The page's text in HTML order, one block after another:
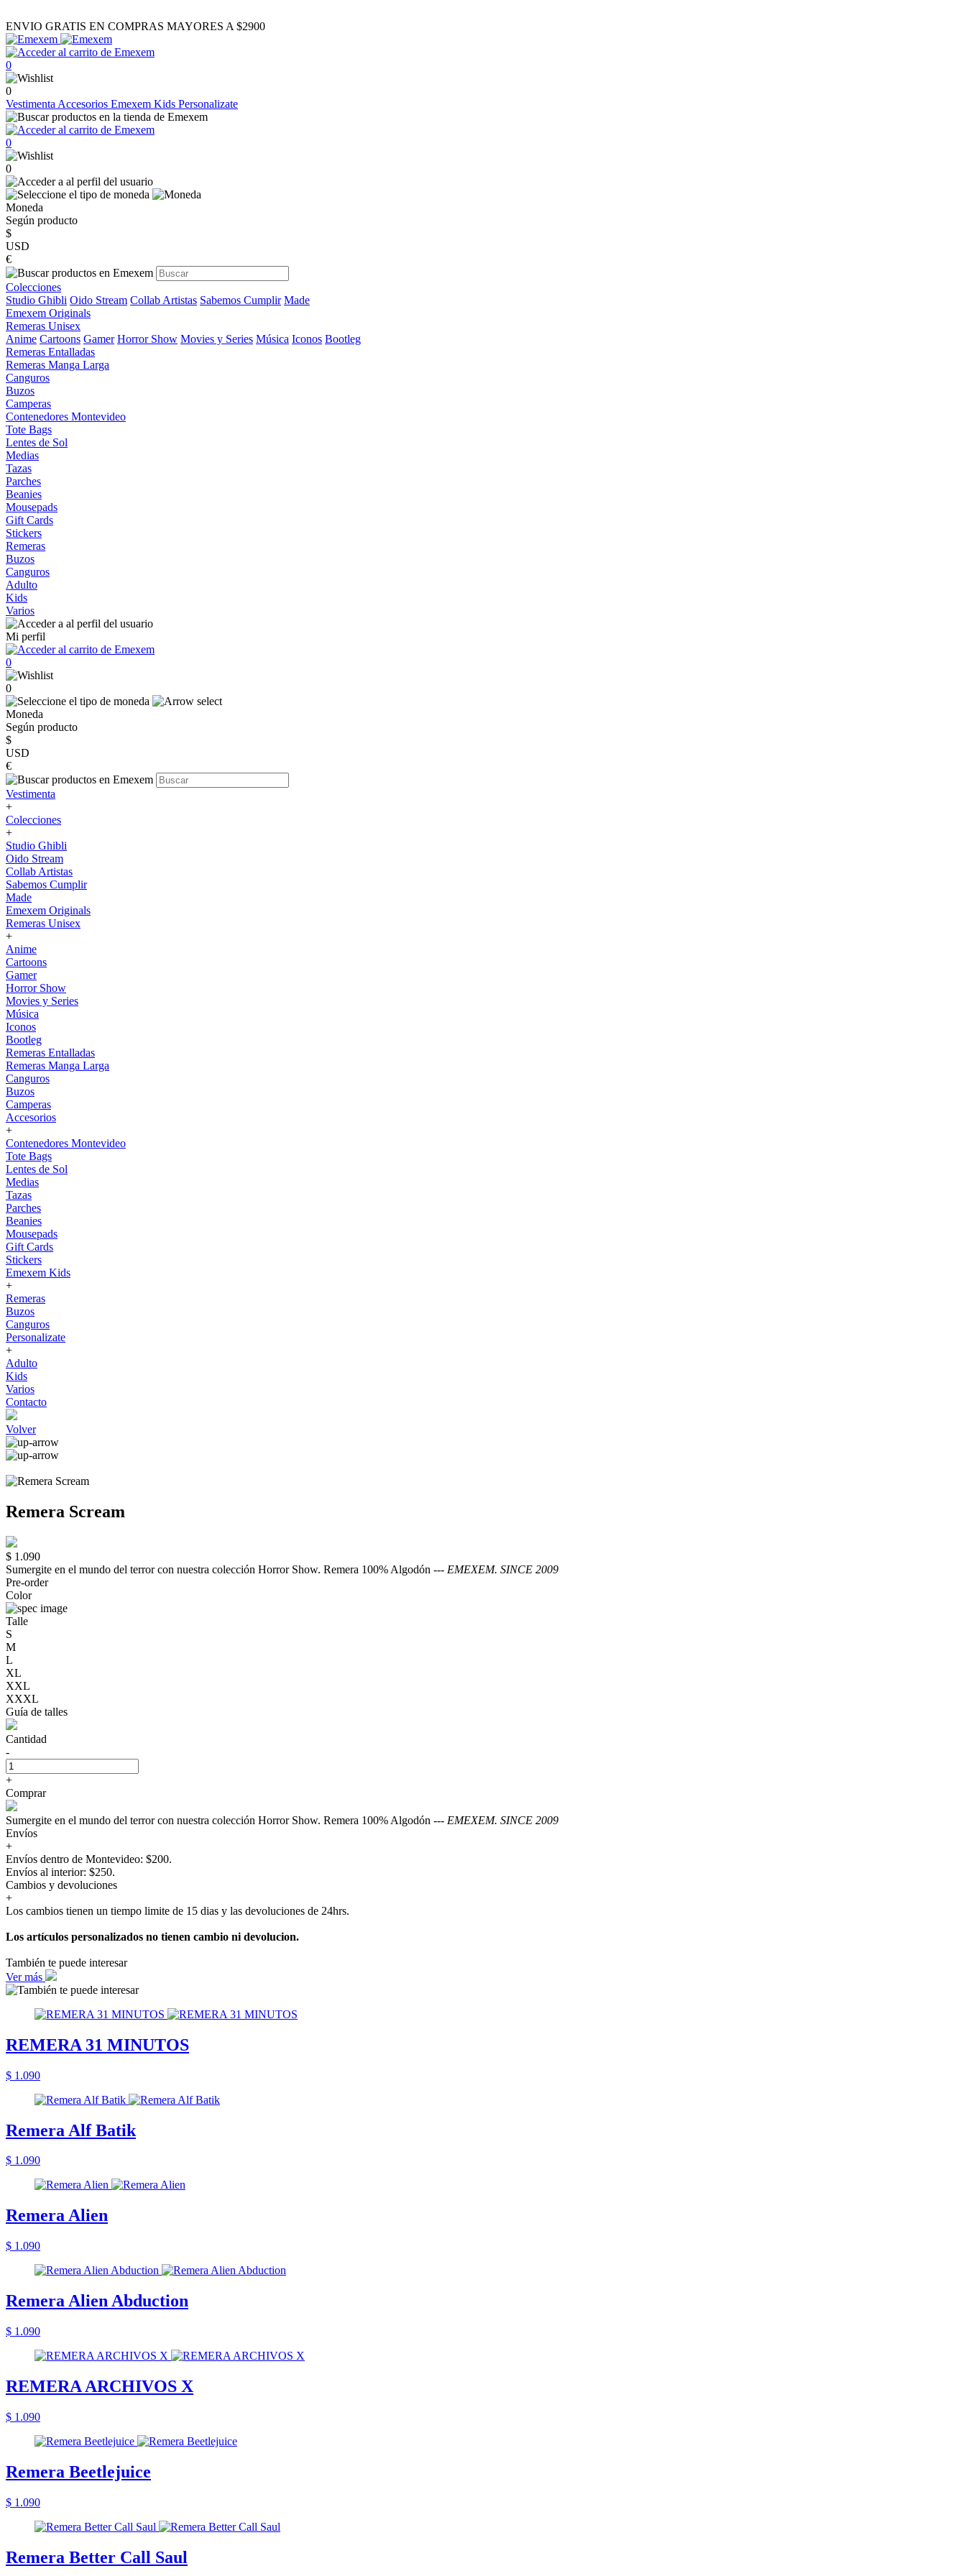
ENVIO GRATIS EN COMPRAS MAYORES A $2900
0
0
Vestimenta Accesorios Emexem Kids Personalizate
0
0
Moneda
Según producto
$
USD
€
Colecciones
Studio Ghibli Oido Stream Collab Artistas Sabemos Cumplir Made
Emexem Originals
Remeras Unisex
Anime Cartoons Gamer Horror Show Movies y Series Música Iconos Bootleg
Remeras Entalladas
Remeras Manga Larga
Canguros
Buzos
Camperas
Contenedores Montevideo
Tote Bags
Lentes de Sol
Medias
Tazas
Parches
Beanies
Mousepads
Gift Cards
Stickers
Remeras
Buzos
Canguros
Adulto
Kids
Varios
Mi perfil
0
0
Moneda
Según producto
$
USD
€
Vestimenta
+
Colecciones
+
Studio Ghibli
Oido Stream
Collab Artistas
Sabemos Cumplir
Made
Emexem Originals
Remeras Unisex
+
Anime
Cartoons
Gamer
Horror Show
Movies y Series
Música
Iconos
Bootleg
Remeras Entalladas
Remeras Manga Larga
Canguros
Buzos
Camperas
Accesorios
+
Contenedores Montevideo
Tote Bags
Lentes de Sol
Medias
Tazas
Parches
Beanies
Mousepads
Gift Cards
Stickers
Emexem Kids
+
Remeras
Buzos
Canguros
Personalizate
+
Adulto
Kids
Varios
Contacto
Volver
Remera Scream
$ 1.090
Sumergite en el mundo del terror con nuestra colección Horror Show. Remera 100% Algodón --- EMEXEM. SINCE 2009
Pre-order
Color
Talle
S
M
L
XL
XXL
XXXL
Guía de talles
Cantidad
-
+
Comprar
Sumergite en el mundo del terror con nuestra colección Horror Show. Remera 100% Algodón --- EMEXEM. SINCE 2009
Envíos
+
Envíos dentro de Montevideo: $200.
Envíos al interior: $250.
Cambios y devoluciones
+
Los cambios tienen un tiempo limite de 15 dias y las devoluciones de 24hrs.
Los artículos personalizados no tienen cambio ni devolucion.
También te puede interesar
Ver más
REMERA 31 MINUTOS
$ 1.090
Remera Alf Batik
$ 1.090
Remera Alien
$ 1.090
Remera Alien Abduction
$ 1.090
REMERA ARCHIVOS X
$ 1.090
Remera Beetlejuice
$ 1.090
Remera Better Call Saul